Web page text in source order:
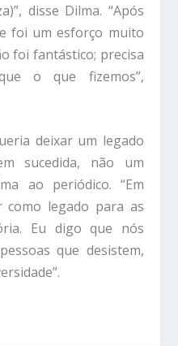
disse Dilma. “Após
foi um esforço muito
foi fantástico; precisa
o que fizemos”,
deixar um legado
sucedida, não um
ao periódico. “Em
legado para as
Eu digo que nós
que desistem,